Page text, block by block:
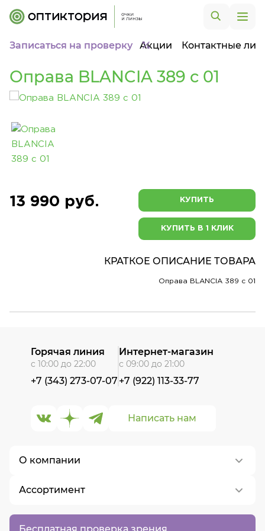
Записаться на проверку Акции Контактные
Оправа BLANCIA 389 c 01
13 990 руб. КУПИТЬ
КУПИТЬ В 1 КЛИК
КРАТКОЕ ОПИСАНИЕ ТОВАРА
Оправа BLANCIA 389 c 01
Бесплатная проверка зрения
О компании
О нас
Контакты
Ассортимент
Написать нам
Горячая линия
с 10:00 до 22:00
+7 (343) 273-07-07
Интернет-магазин
с 09:00 до 21:00
+7 (922) 113-33-77